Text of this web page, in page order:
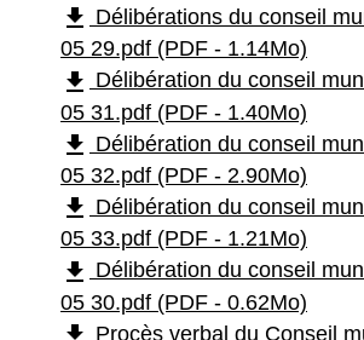
file_download Délibérations du conseil
05 29.pdf (PDF - 1.14Mo)
file_download Délibération du conseil
05 31.pdf (PDF - 1.40Mo)
file_download Délibération du conseil
05 32.pdf (PDF - 2.90Mo)
file_download Délibération du conseil
05 33.pdf (PDF - 1.21Mo)
file_download Délibération du conseil
05 30.pdf (PDF - 0.62Mo)
Procès verbal du Conseil